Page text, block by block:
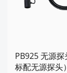
PB925 无源
标配无源探头）